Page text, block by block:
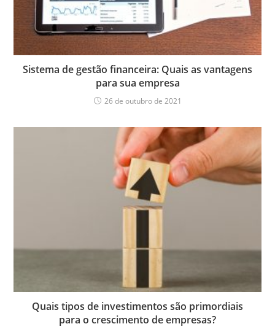
Sistema de gestão financeira: Quais as vantagens
para sua empresa
26 de outubro de 2021
Quais tipos de investimentos são primordiais
para o crescimento de empresas?